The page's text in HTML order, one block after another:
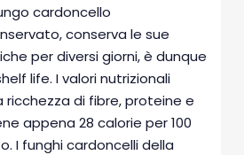
cardoncello
conserva le sue
per diversi giorni, è dunque
life. I valori nutrizionali
ricchezza di fibre, proteine e
appena 28 calorie per 100
I funghi cardoncelli della